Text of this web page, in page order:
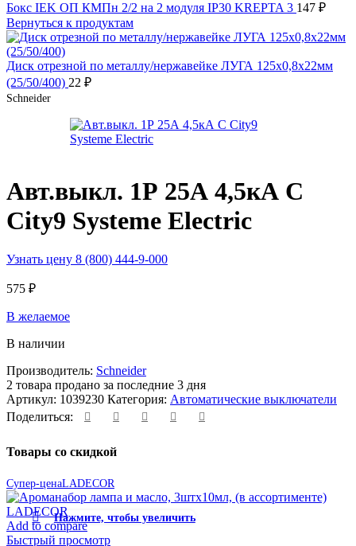
Бокс IEK ОП КМПн 2/2 на 2 модуля IP30 KREPTA 3 147 ₽
Вернуться к продуктам
Диск отрезной по металлу/нержавейке ЛУГА 125х0,8х22мм
(25/50/400) 22 ₽
Schneider
Нажмите, чтобы увеличить
Авт.выкл. 1Р 25А 4,5кА С
City9 Systeme Electric
Узнать цену 8 (800) 444-9-000
575 ₽
В желаемое
В наличии
Производитель: Schneider
2 товара продано за последние 3 дня
Артикул: 1039230 Категория: Автоматические выключатели
Поделиться:
Товары со скидкой
Супер-ценаLADECOR
Add to compare
Быстрый просмотр